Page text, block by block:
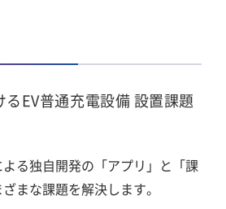
EV普通充電設備 設置課題
る独自開発の「アプリ」と「課
まな課題を解決します。